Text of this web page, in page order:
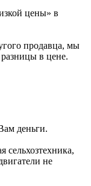
цены» в
продавца, мы
в цене.
деньги.
сельхозтехника,
не